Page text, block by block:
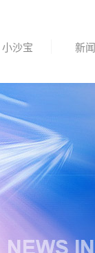
小沙宝 新闻